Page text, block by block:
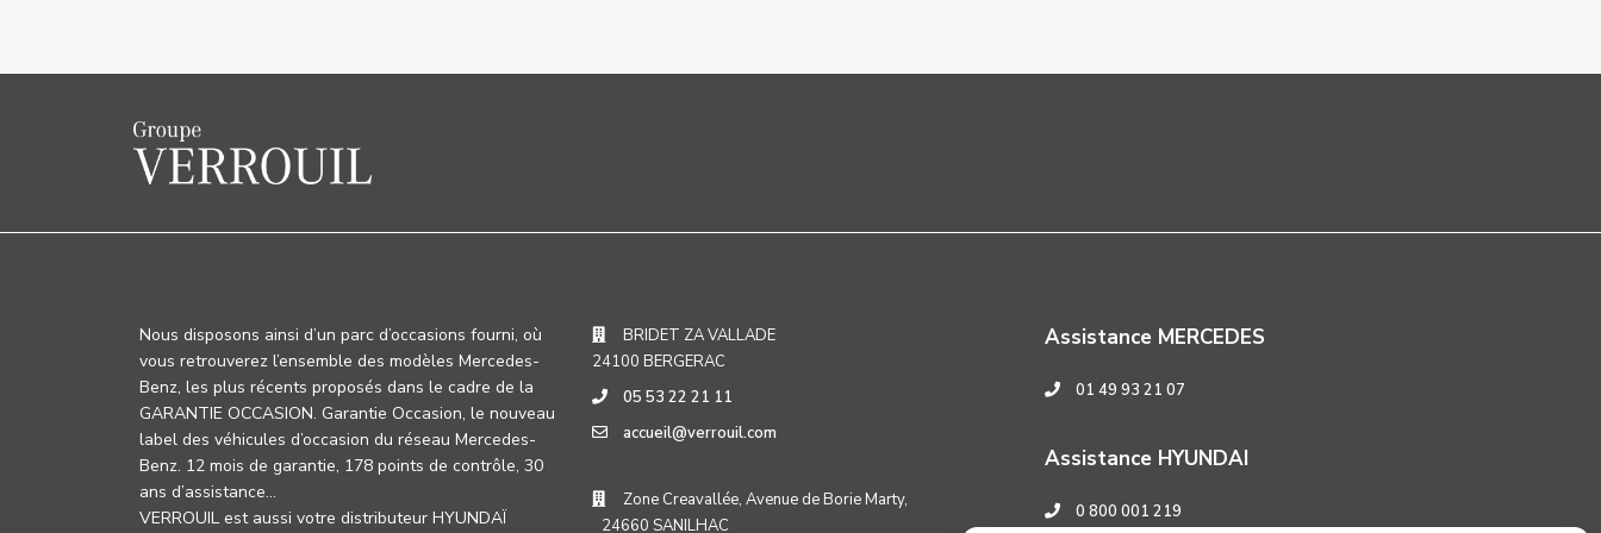
Nous disposons ainsi d’un parc d’occasions fourni, où
vous retrouverez l’ensemble des modèles Mercedes-
Benz, les plus récents proposés dans le cadre de la
GARANTIE OCCASION. Garantie Occasion, le nouveau
label des véhicules d’occasion du réseau Mercedes-
Benz. 12 mois de garantie, 178 points de contrôle, 30
ans d’assistance…
VERROUIL est aussi votre distributeur HYUNDAÏ
BRIDET ZA VALLADE
24100 BERGERAC
05 53 22 21 11
accueil@verrouil.com
Zone Creavallée, Avenue de Borie Marty,
24660 SANILHAC
Assistance MERCEDES
01 49 93 21 07
Assistance HYUNDAI
0 800 001 219